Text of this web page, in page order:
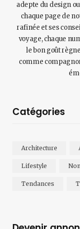
adepte du design
chaque page de
rafinée et ses
voyage, chaque
le bon goût
comme
Catégories
Architecture
Lifestyle
Tendances